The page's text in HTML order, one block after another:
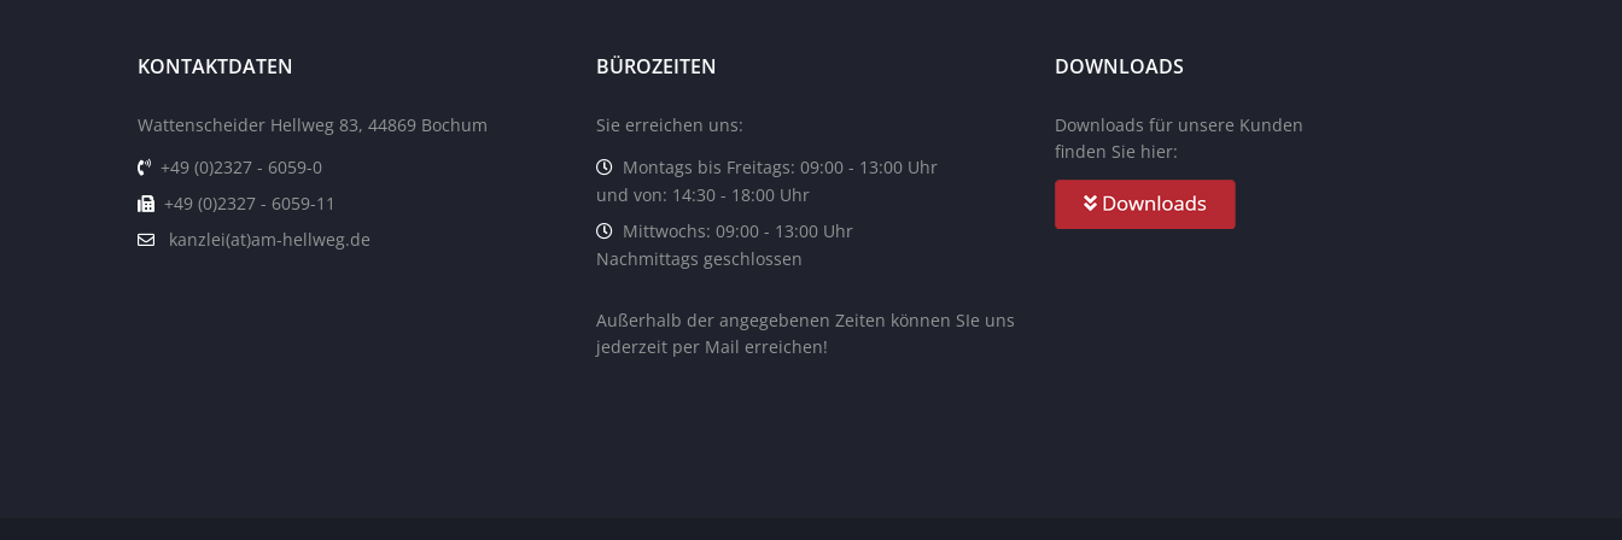
KONTAKTDATEN
Wattenscheider Hellweg 83, 44869 Bochum
+49 (0)2327 - 6059-0
+49 (0)2327 - 6059-11
kanzlei(at)am-hellweg.de
BÜROZEITEN
Sie erreichen uns:
Montags bis Freitags: 09:00 - 13:00 Uhr
und von: 14:30 - 18:00 Uhr
Mittwochs: 09:00 - 13:00 Uhr
Nachmittags geschlossen
Außerhalb der angegebenen Zeiten können SIe uns
jederzeit per Mail erreichen!
DOWNLOADS
Downloads für unsere Kunden
finden Sie hier: